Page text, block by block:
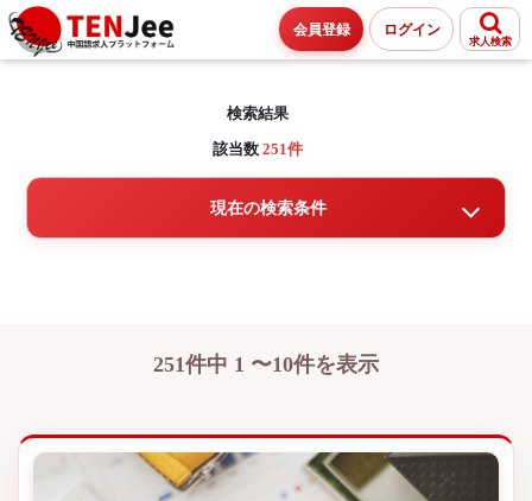
会員登録 ログイン
求人検索
検索結果
該当数 251件
現在の検索条件
251件中 1 〜10件を表示